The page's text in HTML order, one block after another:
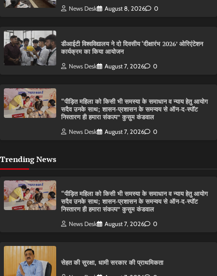
News Desk August 8, 2026 0
डीआईटी विश्वविद्यालय ने दो दिवसीय ‘दीक्षारंभ 2026’ ओरिएंटेशन
कार्यक्रम का किया आयोजन
News Desk August 7, 2026 0
“पीड़ित महिला को किसी भी समस्या के समाधान व न्याय हेतु आयोग
सदैव उनके साथ; शासन-प्रशासन के समन्वय से ऑन-द-स्पॉट
निस्तारण ही हमारा संकल्प” कुसुम कंडवाल
News Desk August 7, 2026 0
Trending News
“पीड़ित महिला को किसी भी समस्या के समाधान व न्याय हेतु आयोग
सदैव उनके साथ; शासन-प्रशासन के समन्वय से ऑन-द-स्पॉट
निस्तारण ही हमारा संकल्प” कुसुम कंडवाल
News Desk August 7, 2026 0
सेहत की सुरक्षा, धामी सरकार की प्राथमिकता